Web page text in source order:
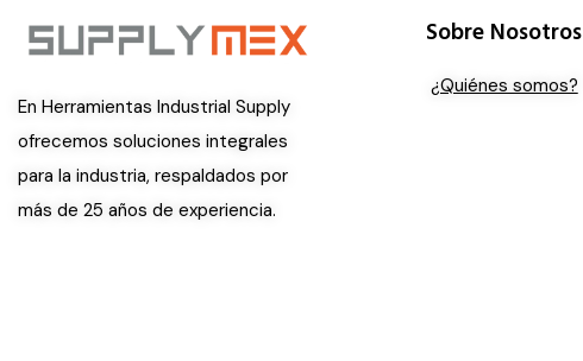
En Herramientas Industrial Supply
ofrecemos soluciones integrales
para la industria, respaldados por
más de 25 años de experiencia.
Sobre Nosotros
¿Quiénes somos?